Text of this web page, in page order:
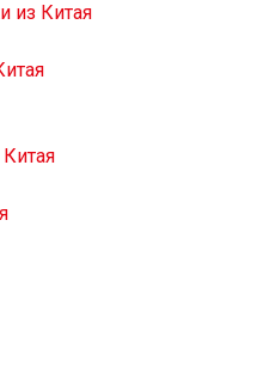
из Китая